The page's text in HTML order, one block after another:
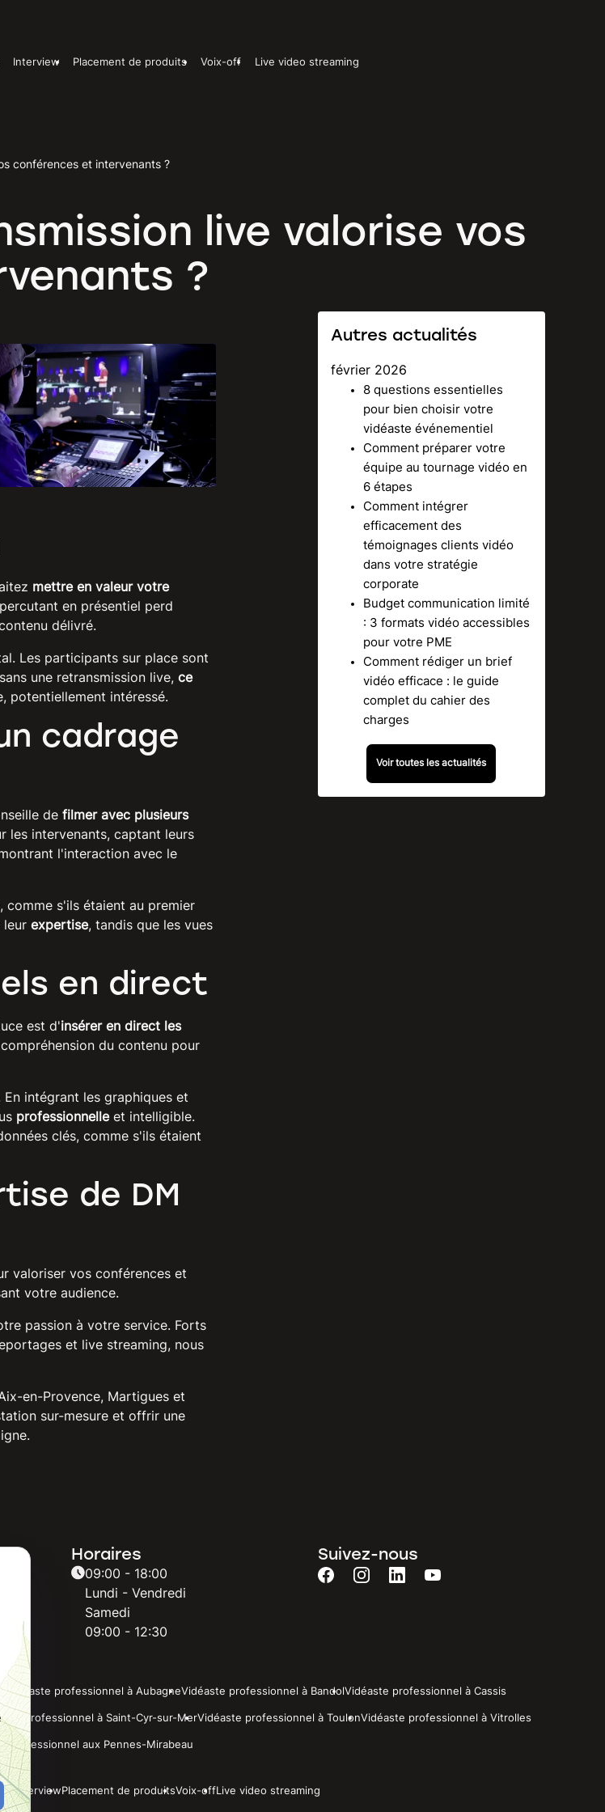
Interview Placement de produits Voix-off Live video streaming
conférences et intervenants ?
live valorise vos
?
mettre en valeur votre
en présentiel perd
délivré.
Les participants sur place sont
une retransmission live,ce
potentiellement intéressé.
cadrage
defilmer avec plusieurs
les intervenants, captant leurs
l'interaction avec le
comme s'ils étaient au premier
leurexpertise, tandis que les vues
en direct
est d'insérer en direct les
du contenu pour
intégrant les graphiques et
professionnelleet intelligible.
clés, comme s'ils étaient
de DM
valoriser vos conférences et
votre audience.
passion à votre service. Forts
et live streaming, nous
en-Provence, Martigues et
sur-mesure et offrir une
Autres actualités
février 2026
8 questions essentielles
pour bien choisir votre
vidéaste événementiel
Comment préparer votre
équipe au tournage vidéo en
6 étapes
Comment intégrer
efficacement des
témoignages clients vidéo
dans votre stratégie
corporate
Budget communication limité
: 3 formats vidéo accessibles
pour votre PME
Comment rédiger un brief
vidéo efficace : le guide
complet du cahier des
charges
Voir toutes les actualités
Horaires
09:00 - 18:00
Lundi - Vendredi
Samedi
09:00 - 12:30
Suivez-nous
Vidéaste professionnel à AubagneVidéaste professionnel à Bandol Vidéaste professionnel à Cassis
professionnel à Saint-Cyr-sur-MerVidéaste professionnel à ToulonVidéaste professionnel à Vitrolles
professionnel aux Pennes-Mirabeau
Interview Placement de produitsVoix-offLive video streaming